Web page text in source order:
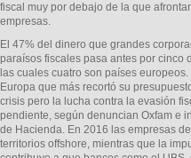
fiscal muy por debajo de la que
empresas.
El 47% del dinero que grandes
paraísos fiscales pasa antes por cinco
las cuales cuatro son países
Europa que más recortó su
crisis pero la lucha contra la evasión
pendiente, según denuncian Oxfam e
de Hacienda. En 2016 las empresas
territorios offshore, mientras que la